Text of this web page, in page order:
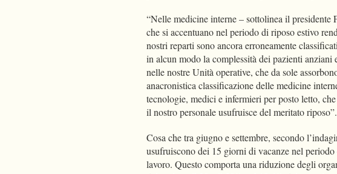
“Nelle medicine interne – sottolinea il
che si accentuano nel periodo di riposo estivo
nostri reparti sono ancora erroneamente
in alcun modo la complessità dei pazienti
nelle nostre Unità operative, che da sole
anacronistica classificazione delle medicine
tecnologie, medici e infermieri per posto letto,
il nostro personale usufruisce del meritato riposo”.
Cosa che tra giugno e settembre, secondo
usufruiscono dei 15 giorni di vacanze nel
lavoro. Questo comporta una riduzione degli